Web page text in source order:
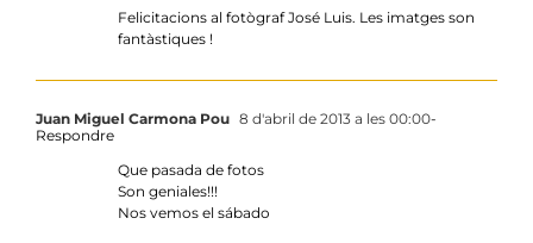
Felicitacions al fotògraf José Luis. Les imatges son
fantàstiques !
Juan Miguel Carmona Pou 8 d'abril de 2013 a les 00:00-
Respondre
Que pasada de fotos
Son geniales!!!
Nos vemos el sábado